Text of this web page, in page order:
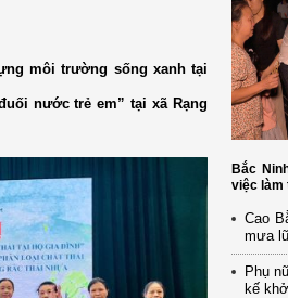
môi trường sống xanh tại
nước trẻ em” tại xã Rạng
Bắc
việc làm
Cao
mưa lũ
Phụ
kế